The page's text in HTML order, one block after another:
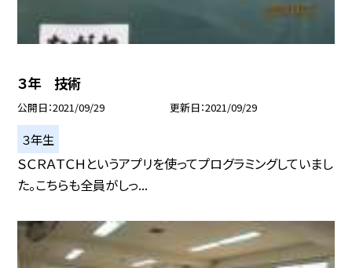
３年 技術
公開日 2021/09/29 更新日 2021/09/29
３年生
ＳＣＲＡＴＣＨというアプリを使ってプログラミングしていまし
た。こちらも全員がしっ...